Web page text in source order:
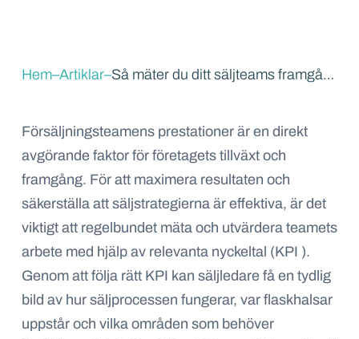
Hem–Artiklar– Så mäter du ditt säljteams framgång: 10 nyckeltal att använda
Försäljningsteamens prestationer är en direkt
avgörande faktor för företagets tillväxt och
framgång. För att maximera resultaten och
säkerställa att säljstrategierna är effektiva, är det
viktigt att regelbundet mäta och utvärdera teamets
arbete med hjälp av relevanta nyckeltal (KPI ).
Genom att följa rätt KPI kan säljledare få en tydlig
bild av hur säljprocessen fungerar, var flaskhalsar
uppstår och vilka områden som behöver